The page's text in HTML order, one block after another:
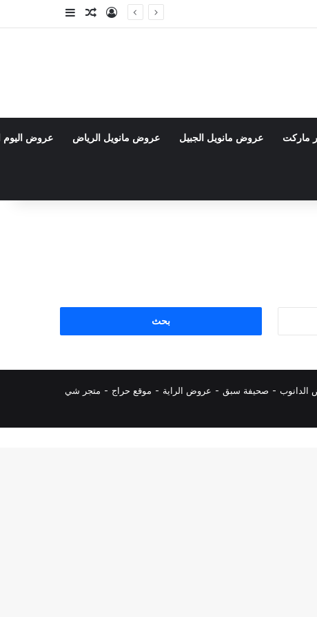
تسجيل الدخول
مقال عشوائي
إضافة عمود
ماركت عروض مانويل الجبيل عروض مانويل الرياض عروض اليوم
الدانوب - صحيفة سبق - عروض الراية - موقع حراج - متجر شي